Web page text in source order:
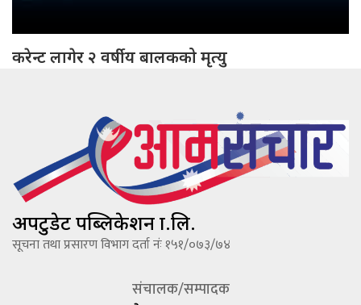
करेन्ट लागेर २ वर्षीय बालकको मृत्यु
अपटुडेट पब्लिकेशन प्रा.लि.
सूचना तथा प्रसारण विभाग दर्ता नंः १५१/०७३/७४
संचालक/सम्पादक